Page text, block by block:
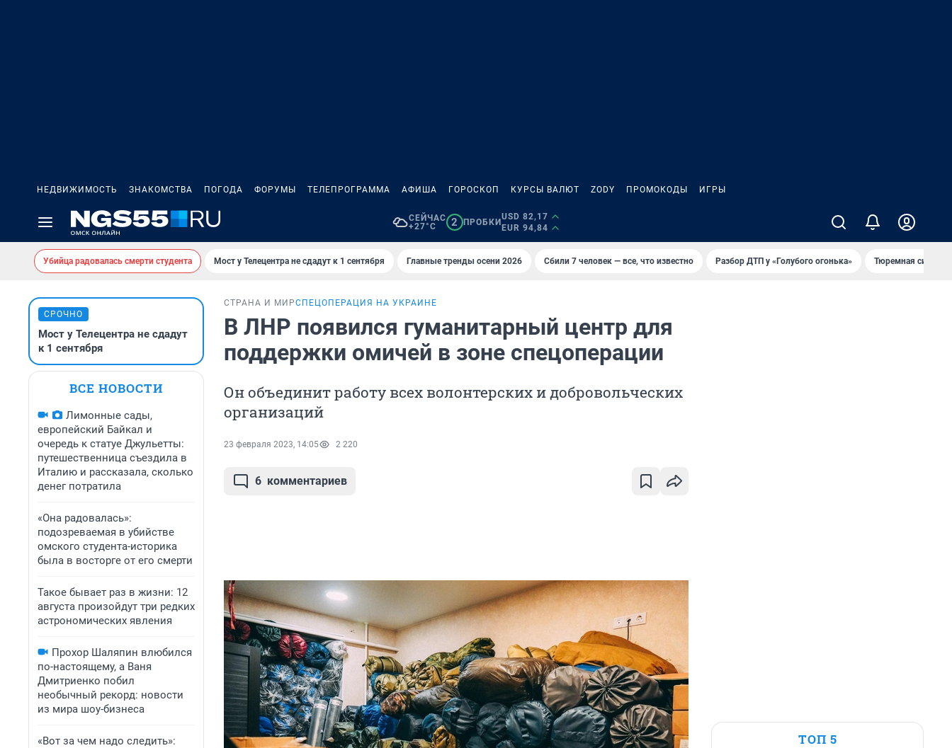
НЕДВИЖИМОСТЬ ЗНАКОМСТВА ПОГОДА ФОРУМЫ ТЕЛЕПРОГРАММА АФИША ГОРОСКОП КУРСЫ ВАЛЮТ ZODY ПРОМОКОДЫ ИГРЫ
СЕЙЧАС
+27°C
2 ПРОБКИ
USD 82,17
EUR 94,84
Убийца радовалась смерти студента Мост у Телецентра не сдадут к 1 сентября Главные тренды осени 2026 Сбили 7 человек — все, что известно Разбор ДТП у «Голубого огонька» Тюремная
СРОЧНО
Мост у Телецентра не сдадут
к 1 сентября
ВСЕ НОВОСТИ
Лимонные сады,
европейский Байкал и
очередь к статуе Джульетты:
путешественница съездила в
Италию и рассказала, сколько
денег потратила
«Она радовалась»:
подозреваемая в убийстве
омского студента-историка
была в восторге от его смерти
Такое бывает раз в жизни: 12
августа произойдут три редких
астрономических явления
Прохор Шаляпин влюбился
по-настоящему, а Ваня
Дмитриенко побил
необычный рекорд: новости
из мира шоу-бизнеса
«Вот за чем надо следить»:
СТРАНА И МИРСПЕЦОПЕРАЦИЯ НА УКРАИНЕ
В ЛНР появился гуманитарный центр для
поддержки омичей в зоне спецоперации
Он объединит работу всех волонтерских и добровольческих
организаций
23 февраля 2023, 14:05 2 220
6 комментариев
ТОП 5